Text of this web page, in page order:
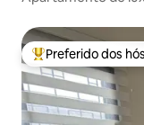
Entre os melhores
Preferido dos